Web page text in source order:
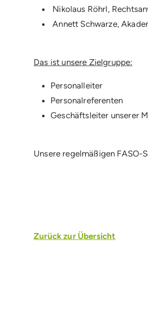
Nikolaus Röhrl,
Annett Schwarze,
Das ist unsere Zielgruppe:
Personalleiter
Personalreferenten
Geschäftsleiter unserer
Unsere regelmäßigen
Zurück zur Übersicht